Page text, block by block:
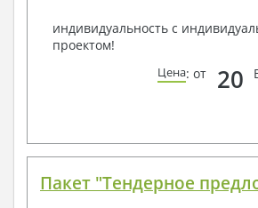
индивидуальность с
проектом!
Цена: от 20
Пакет "Тендерное